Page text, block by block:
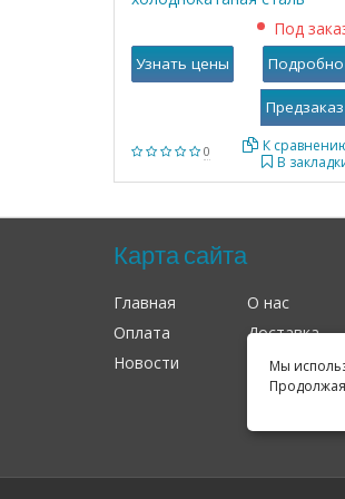
Мы
0,8мм
0
Под
В
К
Узнать цены Подробно
Карта сайта
Главная О нас
Оплата
Доставка
Новости
Оферта